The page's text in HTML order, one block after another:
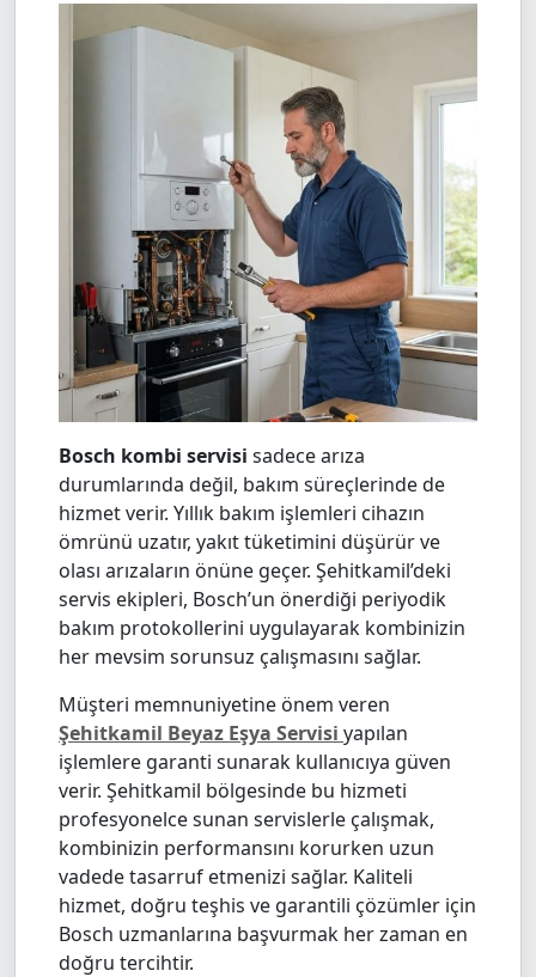
Bosch kombi servisi sadece arıza
durumlarında değil, bakım süreçlerinde de
hizmet verir. Yıllık bakım işlemleri cihazın
ömrünü uzatır, yakıt tüketimini düşürür ve
olası arızaların önüne geçer. Şehitkamil’deki
servis ekipleri, Bosch’un önerdiği periyodik
bakım protokollerini uygulayarak kombinizin
her mevsim sorunsuz çalışmasını sağlar.
Müşteri memnuniyetine önem veren
Şehitkamil Beyaz Eşya Servisi yapılan
işlemlere garanti sunarak kullanıcıya güven
verir. Şehitkamil bölgesinde bu hizmeti
profesyonelce sunan servislerle çalışmak,
kombinizin performansını korurken uzun
vadede tasarruf etmenizi sağlar. Kaliteli
hizmet, doğru teşhis ve garantili çözümler için
Bosch uzmanlarına başvurmak her zaman en
doğru tercihtir.